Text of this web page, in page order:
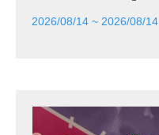
2026/08/14 ~ 2026/08/14